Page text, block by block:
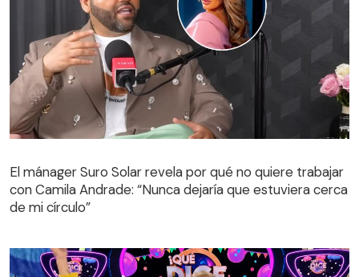
El mánager Suro Solar revela por qué no quiere trabajar
con Camila Andrade: “Nunca dejaría que estuviera cerca
de mi círculo”